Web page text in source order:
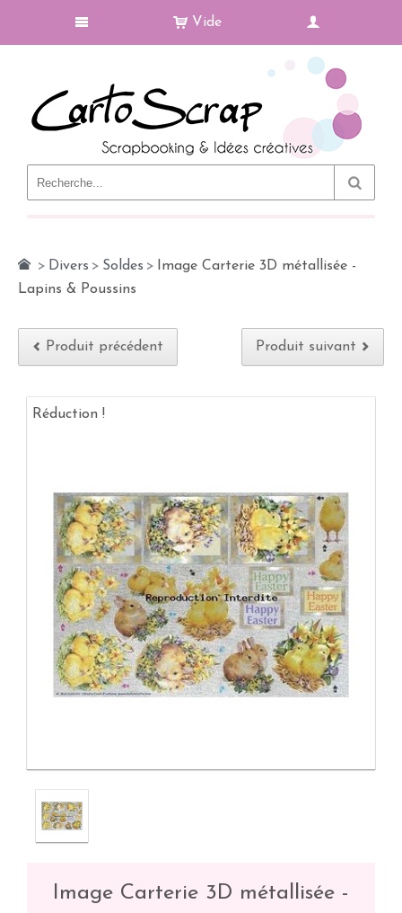
Vide
> Divers > Soldes >
Image Carterie 3D métallisée -
Lapins & Poussins
Produit précédent Produit suivant
Réduction !
Image Carterie 3D métallisée -